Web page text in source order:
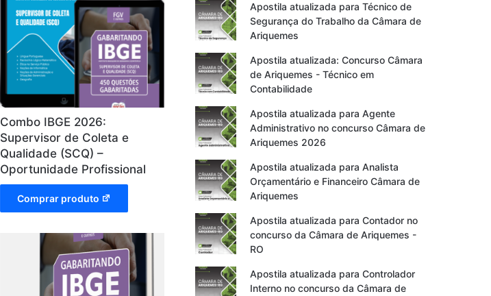
Combo IBGE 2026:
Supervisor de Coleta e
Qualidade (SCQ) –
Oportunidade Profissional
Comprar produto
Apostila atualizada para Técnico de
Segurança do Trabalho da Câmara de
Ariquemes
Apostila atualizada: Concurso Câmara
de Ariquemes - Técnico em
Contabilidade
Apostila atualizada para Agente
Administrativo no concurso Câmara de
Ariquemes 2026
Apostila atualizada para Analista
Orçamentário e Financeiro Câmara de
Ariquemes
Apostila atualizada para Contador no
concurso da Câmara de Ariquemes -
RO
Apostila atualizada para Controlador
Interno no concurso da Câmara de